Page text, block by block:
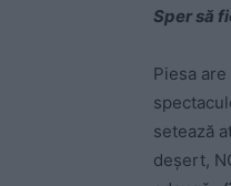
Sper să
Piesa
setează
deşert,